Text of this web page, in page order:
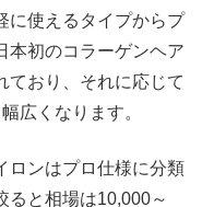
に使えるタイプからプ
本初のコラーゲンヘア
ており、それに応じて
広くなります。
ロンはプロ仕様に分類
ると相場は10,000～